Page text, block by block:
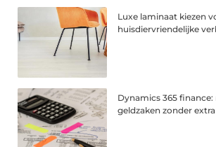
Luxe laminaat kiezen
huisdiervriendelijke
Dynamics 365
geldzaken zonder